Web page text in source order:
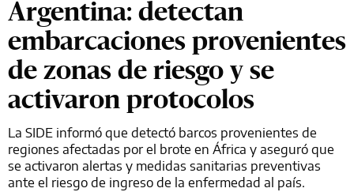
Argentina: detectan
embarcaciones provenientes
de zonas de riesgo y se
activaron protocolos
La SIDE informó que detectó barcos provenientes de
regiones afectadas por el brote en África y aseguró que
se activaron alertas y medidas sanitarias preventivas
ante el riesgo de ingreso de la enfermedad al país.